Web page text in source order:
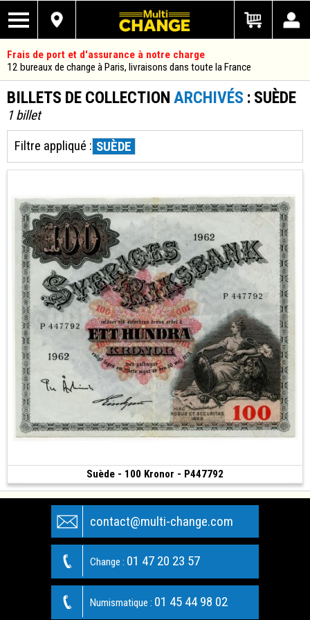
Frais de port et d'assurance à notre charge
12 bureaux de change à Paris, livraisons dans toute la France
BILLETS DE COLLECTION ARCHIVÉS : SUÈDE
1 billet
Filtre appliqué : SUÈDE
Suède - 100 Kronor - P447792
contact@multi-change.com
Change : 01 47 20 23 57
Numismatique : 01 45 44 98 02